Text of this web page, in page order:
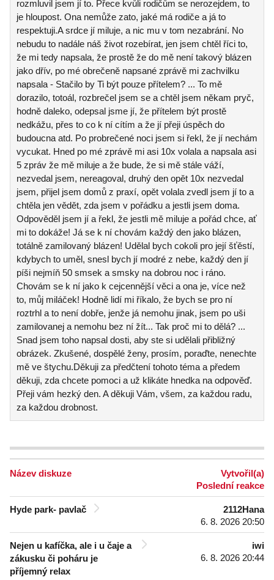
rozmluvil jsem jí to. Přece kvůli rodičům se nerozejdem, to
je hloupost. Ona nemůže zato, jaké má rodiče a já to
respektuji.A srdce jí miluje, a nic mu v tom nezabrání. No
nebudu to nadále náš život rozebírat, jen jsem chtěl říci to,
že mi tedy napsala, že prostě že do mě není takový blázen
jako dřív, po mé obrečeně napsané zprávě mi zachvilku
napsala - Stačilo by Ti být pouze přítelem? ... To mě
dorazilo, totoál, rozbrečel jsem se a chtěl jsem někam pryč,
hodně daleko, odepsal jsme jí, že přítelem být prostě
nedkážu, přes to co k ní cítím a že jí přeji úspěch do
budoucna atd. Po probrečené noci jsem si řekl, že jí nechám
vycukat. Hned po mé zprávě mi asi 10x volala a napsala asi
5 zpráv že mě miluje a že bude, že si mě stále váží,
nezvedal jsem, nereagoval, druhý den opět 10x nezvedal
jsem, přijel jsem domů z praxí, opět volala zvedl jsem jí to a
chtěla jen vědět, zda jsem v pořádku a jestli jsem doma.
Odpověděl jsem jí a řekl, že jestli mě miluje a pořád chce, ať
mi to dokáže! Já se k ní chovám každý den jako blázen,
totálně zamilovaný blázen! Udělal bych cokoli pro její šťěstí,
kdybych to uměl, snesl bych jí modré z nebe, každý den jí
píši nejmíň 50 smsek a smsky na dobrou noc i ráno.
Chovám se k ní jako k cejcennější věci a ona je, více než
to, můj miláček! Hodně lidí mi říkalo, že bych se pro ní
roztrhl a to není dobře, jenže já nemohu jinak, jsem po uši
zamilovanej a nemohu bez ní žít... Tak proč mi to dělá? ...
Snad jsem toho napsal dosti, aby ste si udělali přibližný
obrázek. Zkušené, dospělé ženy, prosím, poraďte, nenechte
mě ve štychu.Děkuji za předčtení tohoto téma a předem
děkuji, zda chcete pomoci a už klikáte hnedka na odpověď.
Přeji vám hezký den. A děkuji Vám, všem, za každou radu,
za každou drobnost.
Název diskuze
Vytvořil(a)
Poslední reakce
Hyde park- pavlač
2112Hana
6. 8. 2026 20:50
Nejen u kafíčka, ale i u čaje a
zákusku či poháru je
příjemný relax
iwi
6. 8. 2026 20:44